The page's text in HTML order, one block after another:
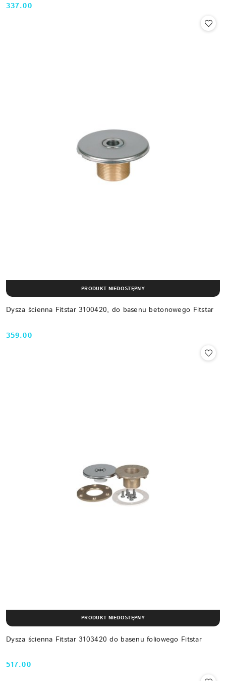
Cena:
337.00
Dysza ścienna Fitstar 3100420, do basenu betonowego Fitstar
Cena:
359.00
PRODUKT NIEDOSTĘPNY
Dysza ścienna Fitstar 3103420 do basenu foliowego Fitstar
Cena:
517.00
PRODUKT NIEDOSTĘPNY